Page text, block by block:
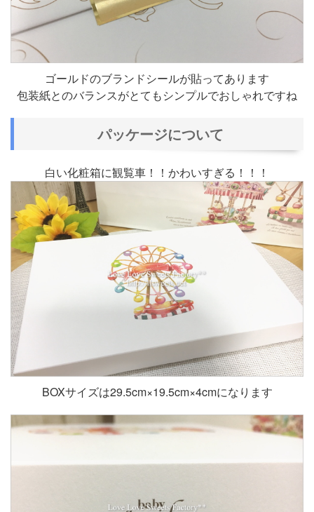
ゴールドのブランドシールが貼ってあります
包装紙とのバランスがとてもシンプルでおしゃれですね
パッケージについて
白い化粧箱に観覧車！！かわいすぎる！！！
BOXサイズは29.5cm×19.5cm×4cmになります